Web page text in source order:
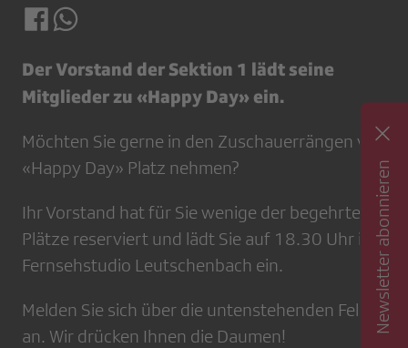
Der Vorstand der Sektion 1 lädt seine
Mitglieder zu «Happy Day» ein.
Möchten Sie gerne in den Zuschauerrängen von
«Happy Day» Platz nehmen?
Ihr Vorstand hat für Sie wenige der begehrten
Plätze reserviert und lädt Sie auf 18.30 Uhr ins
Fernsehstudio Leutschenbach ein.
Melden Sie sich über die untenstehenden Felder
an. Wir drücken Ihnen die Daumen!
Newsletter abonnieren